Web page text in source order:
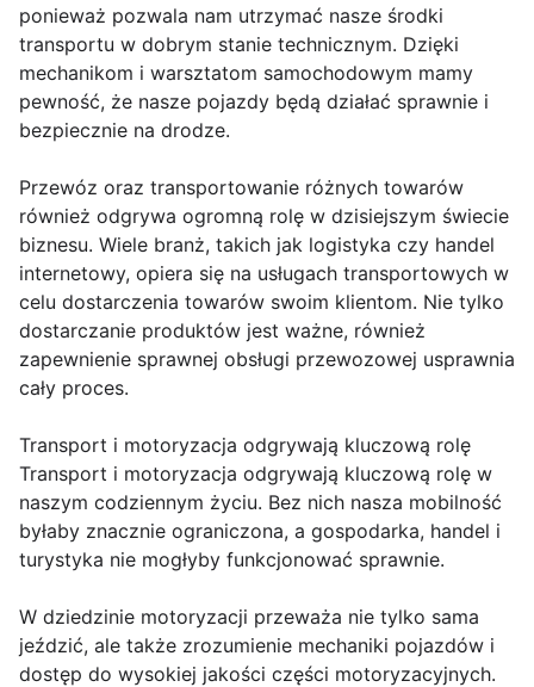
ponieważ pozwala nam utrzymać nasze środki
transportu w dobrym stanie technicznym. Dzięki
mechanikom i warsztatom samochodowym mamy
pewność, że nasze pojazdy będą działać sprawnie i
bezpiecznie na drodze.
Przewóz oraz transportowanie różnych towarów
również odgrywa ogromną rolę w dzisiejszym świecie
biznesu. Wiele branż, takich jak logistyka czy handel
internetowy, opiera się na usługach transportowych w
celu dostarczenia towarów swoim klientom. Nie tylko
dostarczanie produktów jest ważne, również
zapewnienie sprawnej obsługi przewozowej usprawnia
cały proces.
Transport i motoryzacja odgrywają kluczową rolę
Transport i motoryzacja odgrywają kluczową rolę w
naszym codziennym życiu. Bez nich nasza mobilność
byłaby znacznie ograniczona, a gospodarka, handel i
turystyka nie mogłyby funkcjonować sprawnie.
W dziedzinie motoryzacji przeważa nie tylko sama
jeździć, ale także zrozumienie mechaniki pojazdów i
dostęp do wysokiej jakości części motoryzacyjnych.